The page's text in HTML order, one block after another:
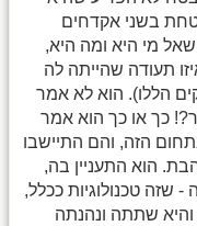
בשני אקדחים
מי היא ומה היא,
תעודה שהייתה לה
הללו). הוא לא אמר
כך או כך הוא אמר
הזה, והם התיישבו
הוא התעניין בה,
- שזה טכנולוגיות ככלל,
והיא שתתה ונהנתה